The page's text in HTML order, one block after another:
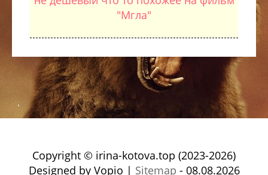
"Мгла"
Copyright © irina-kotova.top (2023-2026)
Designed by Vopio | Sitemap - 08.08.2026